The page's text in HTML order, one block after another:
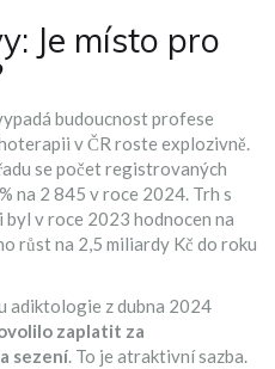
Je místo pro
budoucnost profese
v ČR roste explozivně.
se počet registrovaných
na 2 845 v roce 2024. Trh s
v roce 2023 hodnocen na
růst na 2,5 miliardy Kč do roku
adiktologie z dubna 2024
zaplatit za
sezení. To je atraktivní sazba.